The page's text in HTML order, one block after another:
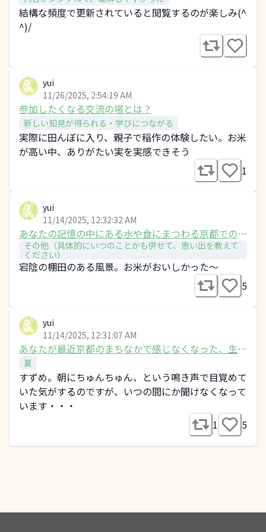
結構な頻度で更新されていると閲覧するのが楽しみ(^
^)/
yui
11/26/2025, 2:54:19 AM
参加したくなる交流の場とは？
新しい知見が得られる・学びにつながる
実際に田んぼに入り、親子で稲作の体験したい。お米
が高い中、ありがたい実を実感できそう
1
yui
11/14/2025, 12:32:32 AM
あなたの記憶の中にある水や食にまつわる京都での思
い出、景色は？
その他（具体的にいつのことかも併せて、思い出を教えて
ください）
宕陰の棚田のある風景。お米がおいしかった～
5
yui
11/14/2025, 12:31:07 AM
あなたが最近京都のまちなかで感じなくなった、生き
ものの気配は？
夏
すずめ。朝にちゅんちゅん、という鳴き声で目覚めて
いた気がするのですが、いつの間にか聞けなくなって
います・・・
1
5